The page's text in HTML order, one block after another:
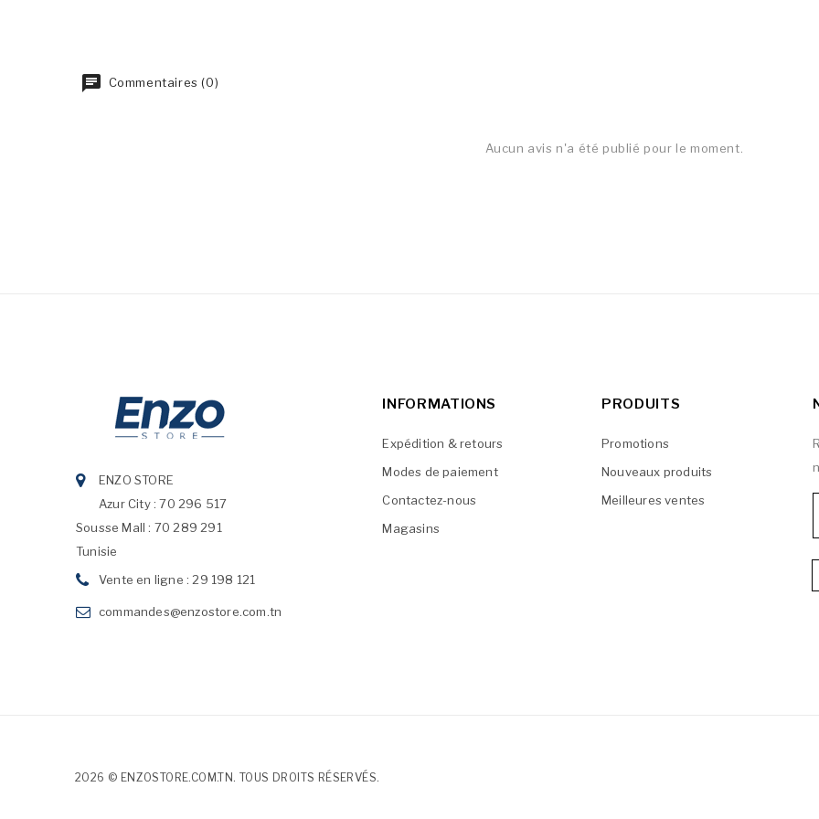
Commentaires (0)
Aucun avis n'a été publié pour le moment.
ENZO STORE
Azur City : 70 296 517
Sousse Mall : 70 289 291
Tunisie
Vente en ligne : 29 198 121
commandes@enzostore.com.tn
INFORMATIONS
Expédition & retours
Modes de paiement
Contactez-nous
Magasins
PRODUITS
Promotions
Nouveaux produits
Meilleures ventes
2026 © ENZOSTORE.COM.TN. TOUS DROITS RÉSERVÉS.